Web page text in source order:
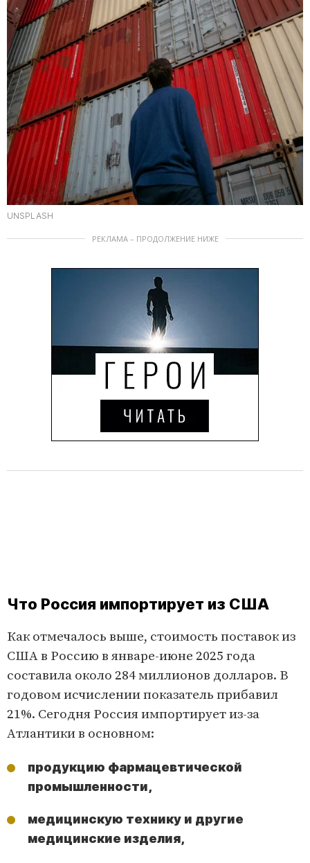
UNSPLASH
РЕКЛАМА – ПРОДОЛЖЕНИЕ НИЖЕ
Что Россия импортирует из США
Как отмечалось выше, стоимость поставок из
США в Россию в январе-июне 2025 года
составила около 284 миллионов долларов. В
годовом исчислении показатель прибавил
21%. Сегодня Россия импортирует из-за
Атлантики в основном:
продукцию фармацевтической
промышленности,
медицинскую технику и другие
медицинские изделия,